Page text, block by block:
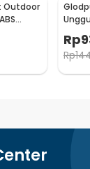
Outdoor
Rp
Rp